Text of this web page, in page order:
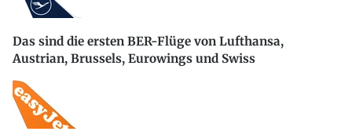
Das sind die ersten BER-Flüge von Lufthansa,
Austrian, Brussels, Eurowings und Swiss